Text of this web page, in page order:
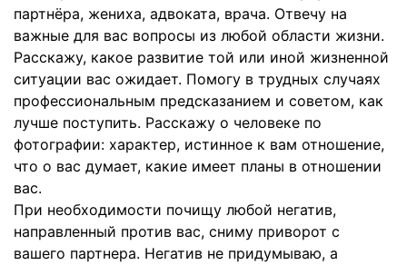
партнёра, жениха, адвоката, врача. Отвечу на
важные для вас вопросы из любой области жизни.
Расскажу, какое развитие той или иной жизненной
ситуации вас ожидает. Помогу в трудных случаях
профессиональным предсказанием и советом, как
лучше поступить. Расскажу о человеке по
фотографии: характер, истинное к вам отношение,
что о вас думает, какие имеет планы в отношении
вас.
При необходимости почищу любой негатив,
направленный против вас, сниму приворот с
вашего партнера. Негатив не придумываю, а